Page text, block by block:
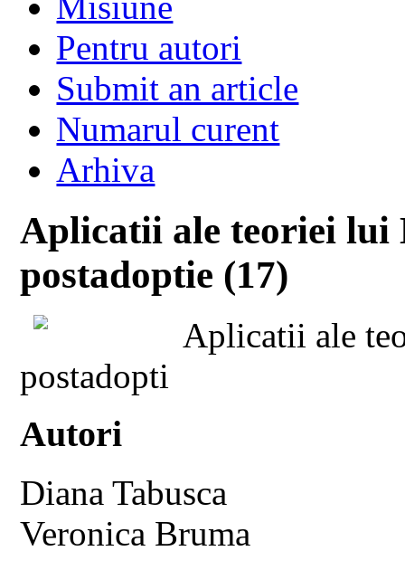
Pentru autori
Submit an article
Numarul curent
Arhiva
Aplicatii ale teoriei lui
postadoptie (17)
Aplicatii ale
postadopti
Autori
Diana Tabusca
Veronica Bruma